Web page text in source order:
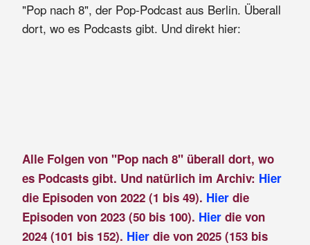
"Pop nach 8", der Pop-Podcast aus Berlin. Überall
dort, wo es Podcasts gibt. Und direkt hier:
Alle Folgen von "Pop nach 8" überall dort, wo
es Podcasts gibt. Und natürlich im Archiv: Hier
die Episoden von 2022 (1 bis 49). Hierdie
Episoden von 2023 (50 bis 100). Hier die von
2024 (101 bis 152). Hier die von 2025 (153 bis